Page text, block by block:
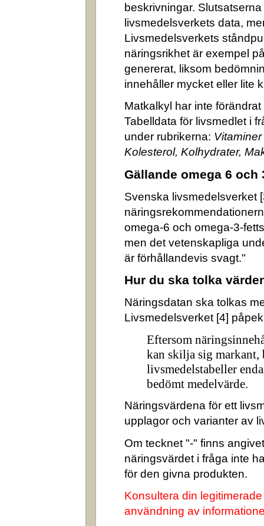
beskrivningar.
livsmedelsverkets data,
Livsmedelsverkets
näringsrikhet är exempel
genererat, liksom
innehåller mycket eller lite
Matkalkyl har inte
Tabelldata för livsmedlet i
under rubrikerna:
Kolesterol, Kolhydrater,
Gällande omega 6 och
Svenska livsmedelsverket
omega-6 och omega-3-
men det vetenskapliga
är förhållandevis svagt."
Hur du ska tolka
Näringsdatan ska tolkas
Livsmedelsverket [4]
Eftersom
kan skilja sig markant,
livsmedelstabeller
bedömt medelvärde.
Näringsvärdena för ett
upplagor och varianter av
Om tecknet "-" finns
näringsvärdet i fråga inte
för den givna produkten.
Konsultera din
användning av